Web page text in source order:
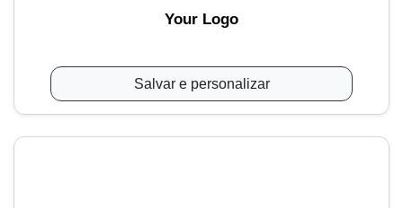
Your Logo
Salvar e personalizar